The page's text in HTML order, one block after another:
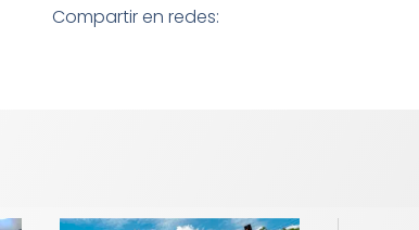
Compartir en redes: